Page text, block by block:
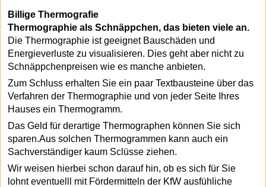
Billige Thermografie
Thermographie als Schnäppchen, das bieten viele an.
Die Thermographie ist geeignet Bauschäden und
Energieverluste zu visualisieren. Dies geht aber nicht zu
Schnäppchenpreisen wie es manche anbieten.
Zum Schluss erhalten Sie ein paar Textbausteine über das
Verfahren der Thermographie und von jeder Seite Ihres
Hauses ein Thermogramm.
Das Geld für derartige Thermographen können Sie sich
sparen.Aus solchen Thermogrammen kann auch ein
Sachverständiger kaum Sclüsse ziehen.
Wir weisen hierbei schon darauf hin, ob es sich für Sie
lohnt eventuelll mit Fördermitteln der KfW ausfühliche